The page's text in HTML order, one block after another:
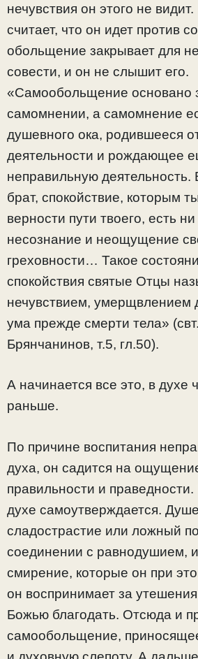
нечувствия он этого не
считает, что он идет против
обольщение закрывает для
совести, и он не слышит его.
«Самообольщение основано
самомнении, а самомнение
душевного ока, родившееся
деятельности и рождающее
неправильную
брат, спокойствие, которым
верности пути твоего, есть
несознание и неощущение
греховности… Такое
спокойствия святые Отцы
нечувствием, умерщвлением
ума прежде смерти тела»
Брянчанинов, т.5, гл.50).
А начинается все это, в духе
раньше.
По причине воспитания
духа, он садится на
правильности и
духе самоутверждается.
сладострастие или ложный
соединении с равнодушием,
смирение, которые он при
он воспринимает за
Божью благодать. Отсюда и
самообольщение,